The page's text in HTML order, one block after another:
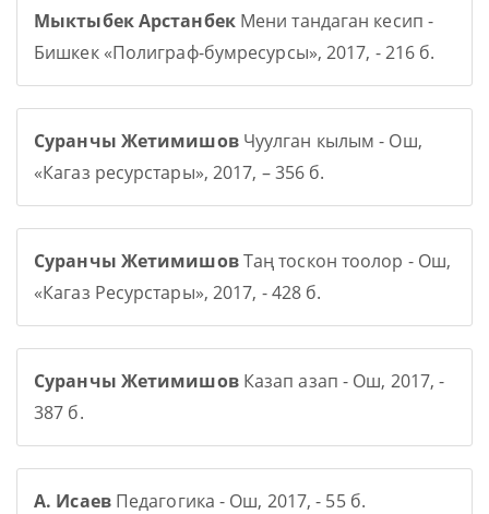
Мыктыбек АрстанбекМени тандаган кесип -
Бишкек «Полиграф-бумресурсы», 2017, - 216 б.
Суранчы ЖетимишовЧуулган кылым - Ош,
«Кагаз ресурстары», 2017, – 356 б.
Суранчы ЖетимишовТаң тоскон тоолор - Ош,
«Кагаз Ресурстары», 2017, - 428 б.
Суранчы ЖетимишовКазап азап - Ош, 2017, -
387 б.
А. ИсаевПедагогика - Ош, 2017, - 55 б.